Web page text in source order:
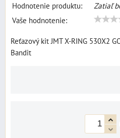
Hodnotenie produktu:
Zatiaľ
Vaše hodnotenie:
Reťazový kit JMT X-RING 530X2
Bandit